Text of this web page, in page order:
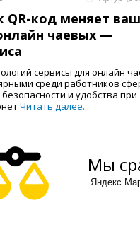
QR-код меняет ваш
чаевых —
сервисы для онлайн
среди работников
и удобства при
Читать далее...
Мы
Яндекс